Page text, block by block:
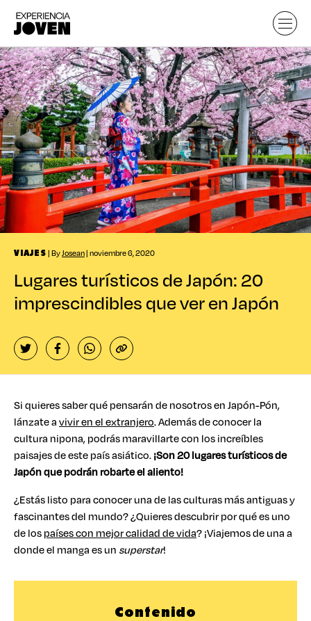
VIAJES | ByJosean| noviembre 6, 2020
Lugares turísticos de Japón: 20
imprescindibles que ver en Japón
Si quieres saber qué pensarán de nosotros en Japón-Pón,
lánzate avivir en el extranjero. Además de conocer la
cultura nipona, podrás maravillarte con los increíbles
paisajes de este país asiático.¡Son 20 lugares turísticos de
Japón que podrán robarte el aliento!
¿Estás listo para conocer una de las culturas más antiguas y
fascinantes del mundo? ¿Quieres descubrir por qué es uno
de lospaíses con mejor calidad de vida? ¡Viajemos de una a
donde el manga es un superstar!
Contenido